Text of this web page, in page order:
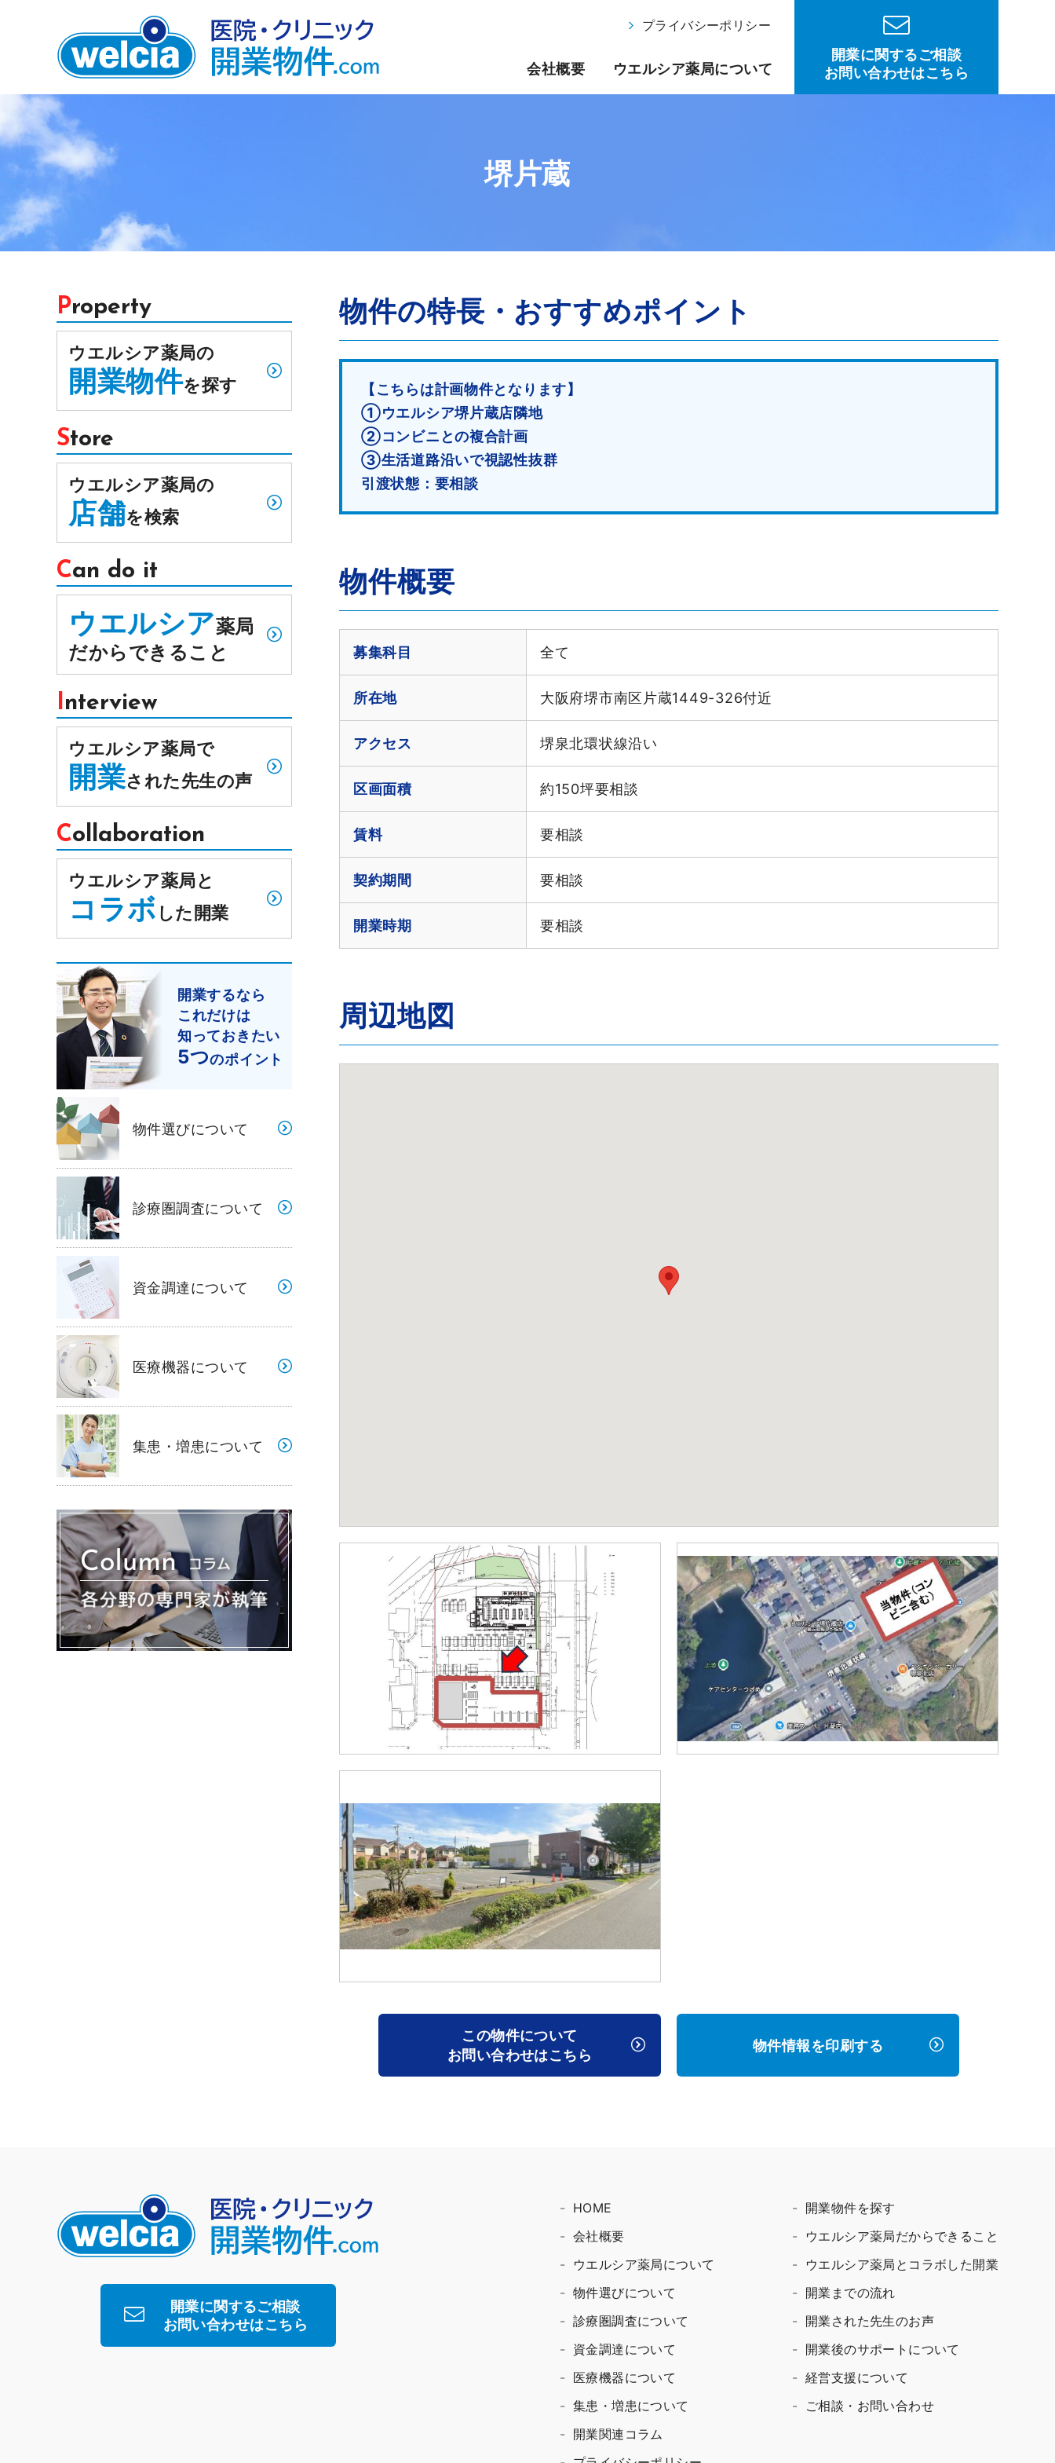
プライバシーポリシー
会社概要 ウエルシア薬局について
開業に関するご相談
お問い合わせはこちら
堺片蔵
物件の特長・ おすすめポイント
【こちらは計画物件となります】
①ウエルシア堺片蔵店隣地
②コンビニとの複合計画
③生活道路沿いで視認性抜群
引渡状態：要相談
物件概要
募集科目 全て
所在地 大阪府堺市南区片蔵1449-326付近
アクセス 堺泉北環状線沿い
区画面積 約150坪要相談
賃料 要相談
契約期間 要相談
開業時期 要相談
周辺地図
この物件について
お問い合わせはこちら
物件情報を印刷する
Property
ウエルシア薬局の
開業物件を探す
Store
ウエルシア薬局の
店舗を検索
Can do it
ウエルシア薬局
だからできること
Interview
ウエルシア薬局で
開業された先生の声
Collaboration
ウエルシア薬局と
コラボ した開業
開業するなら
これだけは
知っておきたい
5つのポイント
物件選びについて
診療圏調査について
資金調達について
医療機器について
集患・増患について
開業に関するご相談
お問い合わせはこちら
HOME
会社概要
ウエルシア薬局について
物件選びについて
診療圏調査について
資金調達について
医療機器について
集患・増患について
開業関連コラム
開業物件を探す
ウエルシア薬局だからできること
ウエルシア薬局とコラボした開業
開業までの流れ
開業された先生のお声
開業後のサポートについて
経営支援について
ご相談・お問い合わせ